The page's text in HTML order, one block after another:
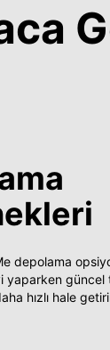
depolama
yaparken güncel
hızlı hale